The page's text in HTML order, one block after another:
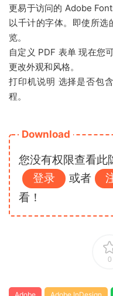
更易于访问的 Adobe
以千计的字体。即使所选
览。
自定义 PDF 表单 现在您
更改外观和风格。
打印机说明 选择是否包
程。
Download
您没有权限查看此
登录
或者
看！
0